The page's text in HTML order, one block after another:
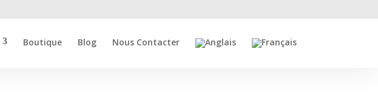
Boutique Blog Nous Contacter